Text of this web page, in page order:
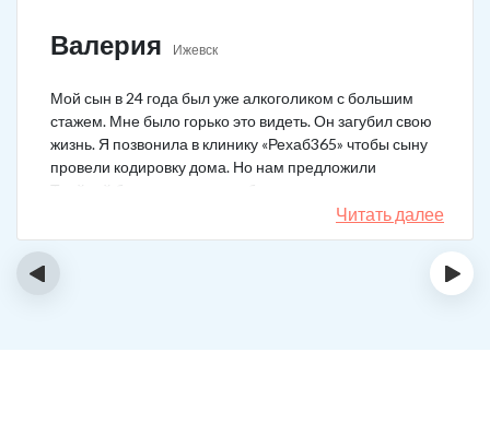
Валерия Ижевск
Мой сын в 24 года был уже алкоголиком с большим
стажем. Мне было горько это видеть. Он загубил свою
жизнь. Я позвонила в клинику «Рехаб365» чтобы сыну
провели кодировку дома. Но нам предложили
Тройной блок в клинике, чтобы уж наверняка помогло.
Мы согласились. Вот уже 4 месяца как сын не пьет. На
работу устроился, дома помогает, девушку завел.
Читать далее
‹ ›